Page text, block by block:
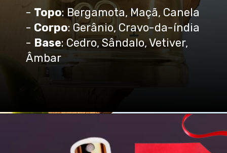
- Topo: Bergamota, Maçã, Canela
- Corpo: Gerânio, Cravo-da-índia
- Base: Cedro, Sândalo, Vetiver,
Âmbar